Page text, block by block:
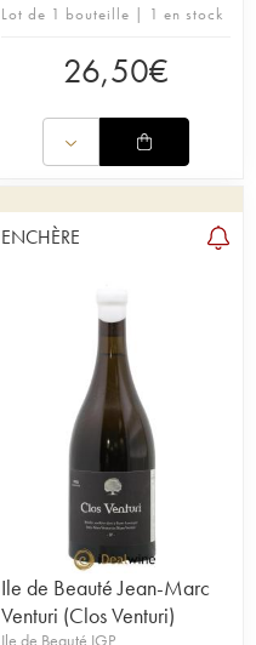
Lot de 1 bouteille | 1 en stock
26,50€
ENCHÈRE
Ile de Beauté Jean-Marc
Venturi (Clos Venturi)
Ile de Beauté IGP